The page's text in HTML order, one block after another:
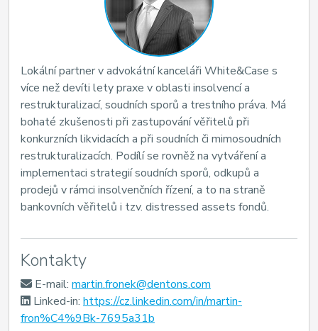
Lokální partner v advokátní kanceláři White&Case s
více než devíti lety praxe v oblasti insolvencí a
restrukturalizací, soudních sporů a trestního práva. Má
bohaté zkušenosti při zastupování věřitelů při
konkurzních likvidacích a při soudních či mimosoudních
restrukturalizacích. Podílí se rovněž na vytváření a
implementaci strategií soudních sporů, odkupů a
prodejů v rámci insolvenčních řízení, a to na straně
bankovních věřitelů i tzv. distressed assets fondů.
Kontakty
E-mail: martin.fronek@dentons.com
Linked-in: https://cz.linkedin.com/in/martin-
fron%C4%9Bk-7695a31b